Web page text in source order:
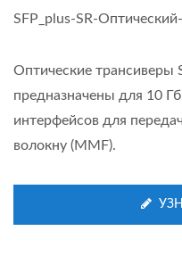
SFP_plus-SR-
Оптические трансиверы
предназначены для 10
интерфейсов для
волокну (MMF).